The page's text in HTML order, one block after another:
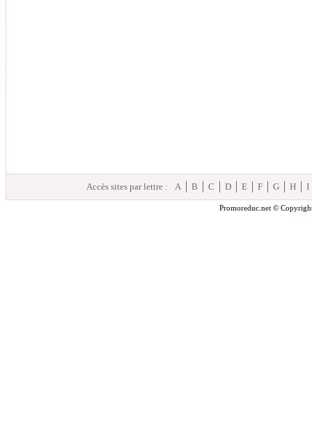
Accès sites par lettre : A B C D E F G H I
Promoreduc.net ©